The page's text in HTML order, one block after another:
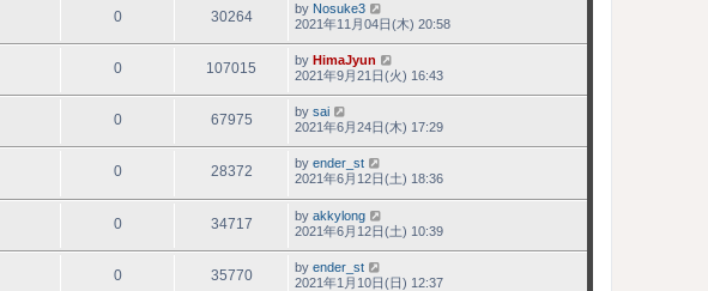
0 30264 by Nosuke3
2021年11月04日(木) 20:58
0 107015 by HimaJyun
2021年9月21日(火) 16:43
0 67975 by sai
2021年6月24日(木) 17:29
0 28372 by ender_st
2021年6月12日(土) 18:36
0 34717 by akkylong
2021年6月12日(土) 10:39
0 35770 by ender_st
2021年1月10日(日) 12:37